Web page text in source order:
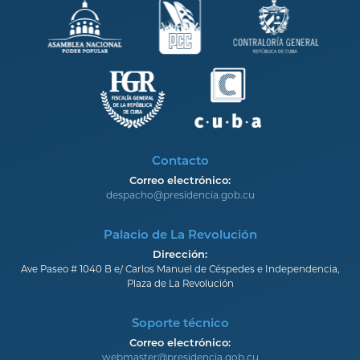
Contacto
Correo electrónico:
despacho@presidencia.gob.cu
Palacio de La Revolución
Dirección:
Ave Paseo # 1040 B e/ Carlos Manuel de Céspedes e Independencia,
Plaza de La Revolución
Soporte técnico
Correo electrónico:
webmaster@presidencia.gob.cu